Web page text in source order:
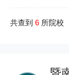
共查到 6 所院校